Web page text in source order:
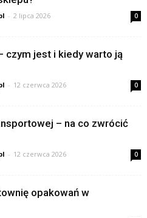
- 2 lipca 2026 0
czym jest i kiedy warto ją
- 12 czerwca 2026 0
– na co zwrócić
- 12 czerwca 2026 0
opakowań w